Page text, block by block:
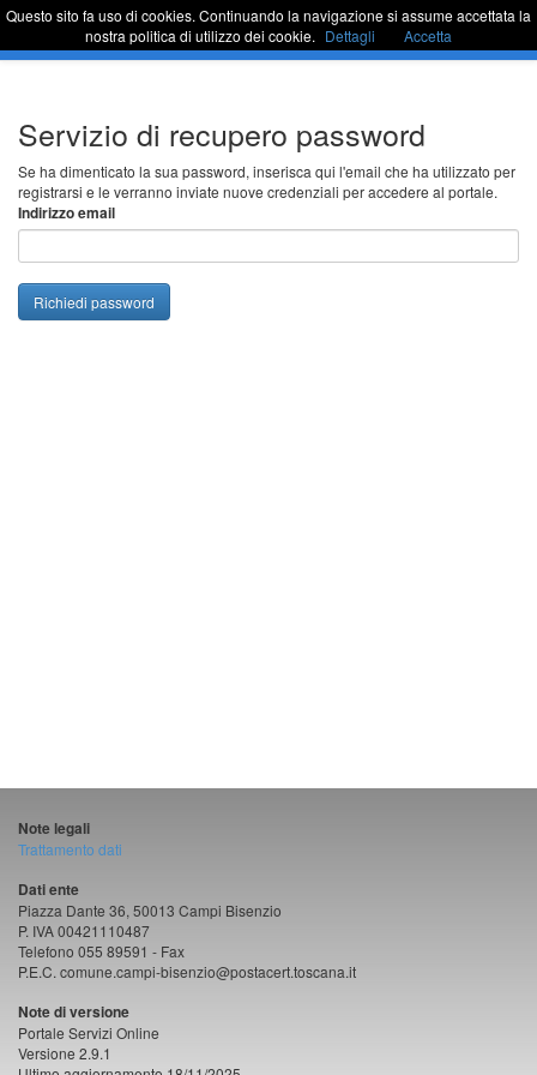
contenuto
barra
Sportello Unico
Servizio di recupero password
Se ha dimenticato la sua password, inserisca qui l'email che ha utilizzato per
registrarsi e le verranno inviate nuove credenziali per accedere al portale.
Indirizzo email
Richiedi password
Note legali
Trattamento dati
Dati ente
Piazza Dante 36, 50013 Campi Bisenzio
P. IVA 00421110487
Telefono 055 89591 - Fax
P.E.C. comune.campi-bisenzio@postacert.toscana.it
Note di versione
Portale Servizi Online
Versione 2.9.1
Questo sito fa uso di cookies. Continuando la navigazione si assume accettata la
nostra politica di utilizzo dei cookie. Dettagli Accetta